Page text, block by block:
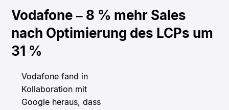
Vodafone – 8 % mehr Sales
nach Optimierung des LCPs um
31 %
Vodafone fand in
Kollaboration mit
Google heraus, dass